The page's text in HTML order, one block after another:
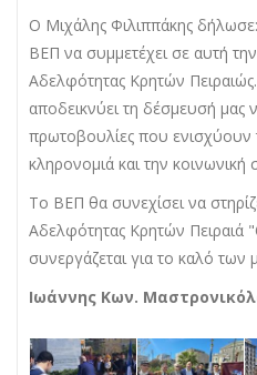
Ο Μιχάλης Φιλιππάκης δήλωσε:
ΒΕΠ να συμμετέχει σε αυτή
Αδελφότητας Κρητών
αποδεικνύει τη δέσμευσή μας
πρωτοβουλίες που ενισχύουν
κληρονομιά και την κοινωνική
Το ΒΕΠ θα συνεχίσει να
Αδελφότητας Κρητών
συνεργάζεται για το καλό
Ιωάννης Κων.